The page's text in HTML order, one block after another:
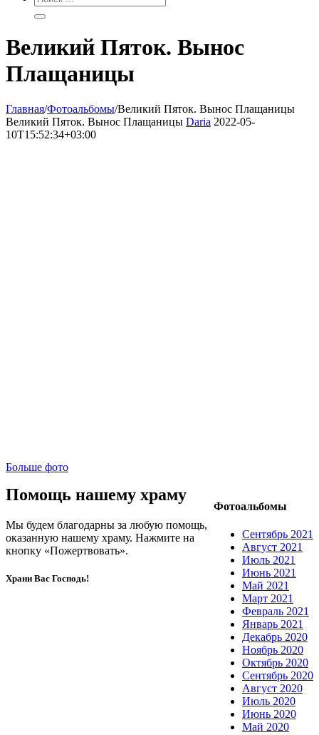
Великий Пяток. Вынос
Плащаницы
Главная/Фотоальбомы/Великий Пяток. Вынос Плащаницы
Великий Пяток. Вынос Плащаницы Daria 2022-05-
10T15:52:34+03:00
Больше фото
Фотоальбомы
Сентябрь 2021
Август 2021
Июль 2021
Июнь 2021
Май 2021
Март 2021
Февраль 2021
Январь 2021
Декабрь 2020
Ноябрь 2020
Октябрь 2020
Сентябрь 2020
Август 2020
Июль 2020
Июнь 2020
Май 2020
Помощь нашему храму
Мы будем благодарны за любую помощь,
оказанную нашему храму. Нажмите на
кнопку «Пожертвовать».
Храни Вас Господь!